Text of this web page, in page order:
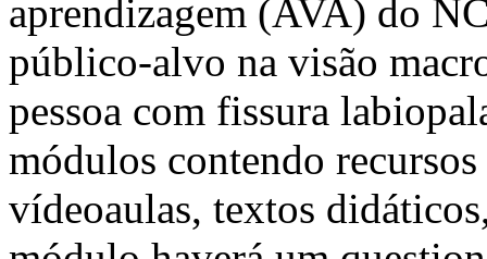
aprendizagem (AVA) do
público-alvo na visão
pessoa com fissura
módulos contendo
vídeoaulas, textos